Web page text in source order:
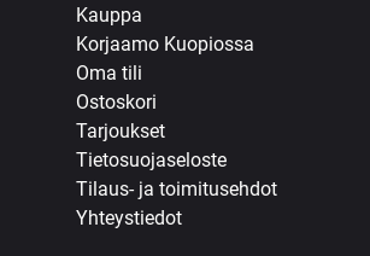
Kauppa
Korjaamo Kuopiossa
Oma tili
Ostoskori
Tarjoukset
Tietosuojaseloste
Tilaus- ja toimitusehdot
Yhteystiedot